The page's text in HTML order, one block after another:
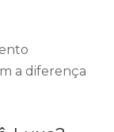
a diferença